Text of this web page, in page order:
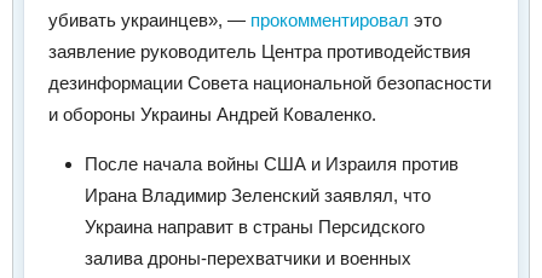
убивать украинцев», — прокомментировал это
заявление руководитель Центра противодействия
дезинформации Совета национальной безопасности
и обороны Украины Андрей Коваленко.
После начала войны США и Израиля против
Ирана Владимир Зеленский заявлял, что
Украина направит в страны Персидского
залива дроны-перехватчики и военных